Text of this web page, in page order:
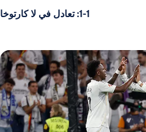
1-1: تعادل في لا كارتوخا